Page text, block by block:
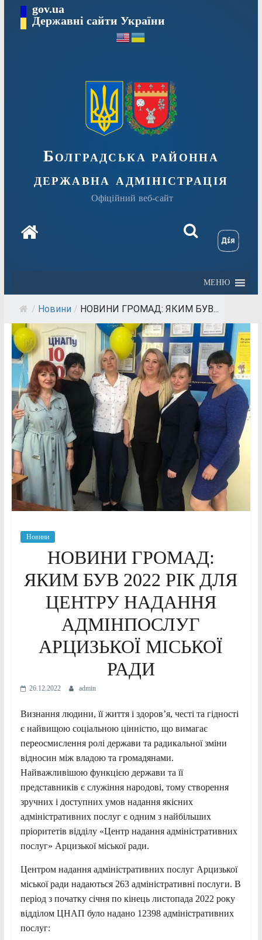
Перейтиgov.ua
Державні сайти України
Болградська районна
державна адміністрація
Офіційний веб-сайт
МЕНЮ
/ Новини / НОВИНИ ГРОМАД: ЯКИМ БУВ...
Новини
НОВИНИ ГРОМАД:
ЯКИМ БУВ 2022 РІК ДЛЯ
ЦЕНТРУ НАДАННЯ
АДМІНПОСЛУГ
АРЦИЗЬКОЇ МІСЬКОЇ
РАДИ
26.12.2022 admin
Визнання людини, її життя і здоров’я, честі та гідності
є найвищою соціальною цінністю, що вимагає
переосмислення ролі держави та радикальної зміни
відносин між владою та громадянами.
Найважливішою функцією держави та її
представників є служіння народові, тому створення
зручних і доступних умов надання якісних
адміністративних послуг є одним з найбільших
пріоритетів відділу «Центр надання адміністративних
послуг» Арцизької міської ради.
Центром надання адміністративних послуг Арцизької
міської ради надаються 263 адміністративні послуги. В
період з початку січня по кінець листопада 2022 року
відділом ЦНАП було надано 12398 адміністративних
послуг׃